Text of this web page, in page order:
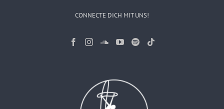
CONNECTE DICH MIT UNS!